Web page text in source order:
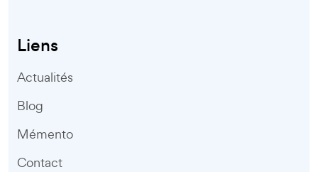
Liens
Actualités
Blog
Mémento
Contact